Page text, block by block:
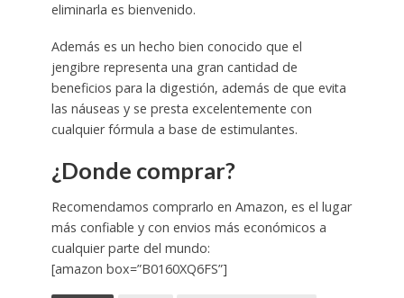
eliminarla es bienvenido.
Además es un hecho bien conocido que el
jengibre representa una gran cantidad de
beneficios para la digestión, además de que evita
las náuseas y se presta excelentemente con
cualquier fórmula a base de estimulantes.
¿Donde comprar?
Recomendamos comprarlo en Amazon, es el lugar
más confiable y con envios más económicos a
cualquier parte del mundo:
[amazon box=”B0160XQ6FS”]